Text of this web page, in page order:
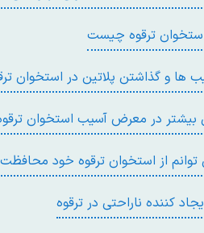
ترقوه چیست
ها و گذاشتن پلاتین در استخوان
بیشتر در معرض آسیب استخوان
از استخوان ترقوه خود
کننده ناراحتی در ترقوه